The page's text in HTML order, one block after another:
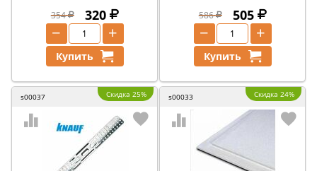
354 320
+
−
Купить
586 505
+
−
Купить
s00037 Скидка 25% s00033 Скидка 24%